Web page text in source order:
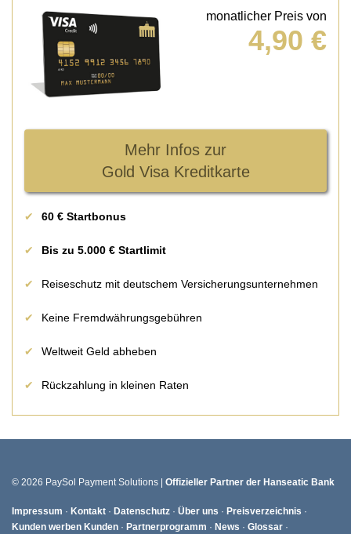
monatlicher Preis von
4,90 €
Mehr Infos zur
Gold Visa Kreditkarte
60 € Startbonus
Bis zu 5.000 € Startlimit
Reiseschutz mit deutschem Versicherungsunternehmen
Keine Fremdwährungsgebühren
Weltweit Geld abheben
Rückzahlung in kleinen Raten
© 2026 PaySol Payment Solutions | Offizieller Partner der Hanseatic Bank
Impressum · Kontakt · Datenschutz · Über uns · Preisverzeichnis ·
Kunden werben Kunden · Partnerprogramm · News · Glossar ·